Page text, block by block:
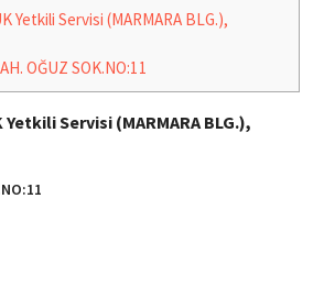
Yetkili Servisi (MARMARA BLG.),
OĞUZ SOK.NO:11
Servisi (MARMARA BLG.),